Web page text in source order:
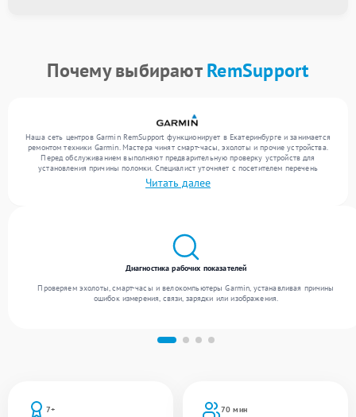
Почему выбираютRemSupport
Наша сеть центров Garmin RemSupport функционирует в Екатеринбурге и занимается
ремонтом техники Garmin. Мастера чинят смарт-часы, эхолоты и прочие устройства.
Перед обслуживанием выполняют предварительную проверку устройств для
установления причины поломки. Специалист уточняет с посетителем перечень
необходимых работ и цену. Только после этого инженеры реализуют восстановление
с заменой комплектующих по необходимости. По завершении работ их качество
Читать далее
7+
70 мин
Диагностика рабочих показателей
Проверяем эхолоты, смарт-часы и велокомпьютеры Garmin, устанавливая причины
ошибок измерения, связи, зарядки или изображения.